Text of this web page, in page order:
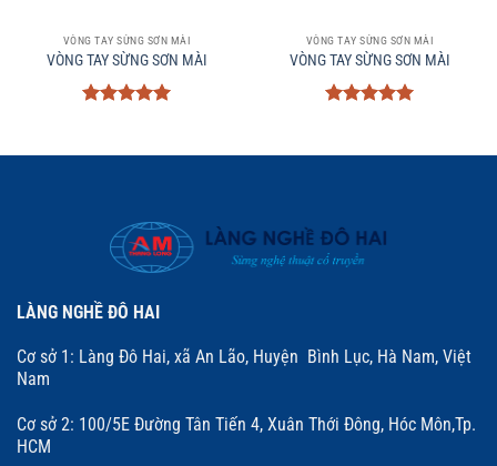
VÒNG TAY SỪNG SƠN MÀI
VÒNG TAY SỪNG SƠN MÀI
sao
VÒNG TAY SỪNG SƠN MÀI
VÒNG TAY SỪNG SƠN MÀI
sao
LÀNG NGHỀ ĐÔ HAI
Cơ sở 1: Làng Đô Hai, xã An Lão, Huyện Bình Lục, Hà Nam, Việt
Nam
Cơ sở 2: 100/5E Đường Tân Tiến 4, Xuân Thới Đông, Hóc Môn,Tp.
HCM